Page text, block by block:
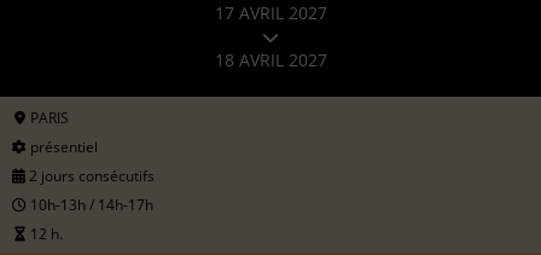
17 AVRIL 2027
18 AVRIL 2027
PARIS
présentiel
2 jours consécutifs
10h-13h / 14h-17h
12 h.